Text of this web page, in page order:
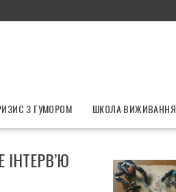
З ГУМОРОМ ШКОЛА ВИЖИВАННЯ